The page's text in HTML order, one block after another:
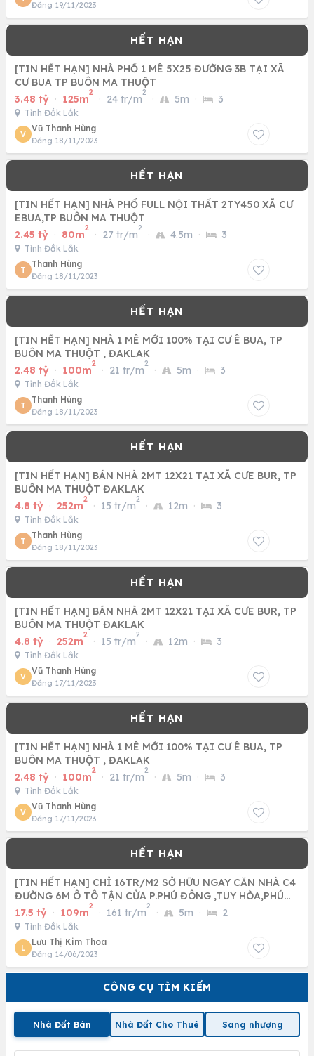
CÔNG CỤ TÌM KIẾM
Nhà Đất Bán Nhà Đất Cho Thuê Sang nhượng
Đăng 19/11/2023
[TIN HẾT HẠN] NHÀ PHỐ 1 MÊ 5X25 ĐƯỜNG 3B TẠI XÃ
CƯ BUA TP BUÔN MA THUỘT
3.48 tỷ · 125m
2
· 24 tr/m
2
· 5m · 3
Tỉnh Đắk Lắk
V
Vũ Thanh Hùng
Đăng 18/11/2023
[TIN HẾT HẠN] NHÀ PHỐ FULL NỘI THẤT 2TY450 XÃ CƯ
EBUA,TP BUÔN MA THUỘT
2.45 tỷ · 80m
2
· 27 tr/m
2
· 4.5m · 3
Tỉnh Đắk Lắk
T
Thanh Hùng
Đăng 18/11/2023
[TIN HẾT HẠN] NHÀ 1 MÊ MỚI 100% TẠI CƯ Ê BUA, TP
BUÔN MA THUỘT , ĐAKLAK
2.48 tỷ · 100m
2
· 21 tr/m
2
· 5m · 3
Tỉnh Đắk Lắk
T
Thanh Hùng
Đăng 18/11/2023
[TIN HẾT HẠN] BÁN NHÀ 2MT 12X21 TẠI XÃ CƯE BUR, TP
BUÔN MA THUỘT ĐAKLAK
4.8 tỷ · 252m
2
· 15 tr/m
2
· 12m · 3
Tỉnh Đắk Lắk
T
Thanh Hùng
Đăng 18/11/2023
[TIN HẾT HẠN] BÁN NHÀ 2MT 12X21 TẠI XÃ CƯE BUR, TP
BUÔN MA THUỘT ĐAKLAK
4.8 tỷ · 252m
2
· 15 tr/m
2
· 12m · 3
Tỉnh Đắk Lắk
V
Vũ Thanh Hùng
Đăng 17/11/2023
[TIN HẾT HẠN] NHÀ 1 MÊ MỚI 100% TẠI CƯ Ê BUA, TP
BUÔN MA THUỘT , ĐAKLAK
2.48 tỷ · 100m
2
· 21 tr/m
2
· 5m · 3
Tỉnh Đắk Lắk
V
Vũ Thanh Hùng
Đăng 17/11/2023
[TIN HẾT HẠN] CHỈ 16TR/M2 SỞ HỮU NGAY CĂN NHÀ C4
ĐƯỜNG 6M Ô TÔ TẬN CỬA P.PHÚ ĐÔNG ,TUY HÒA,PHÚ
YÊN
17.5 tỷ · 109m
2
· 161 tr/m
2
· 5m · 2
Tỉnh Đắk Lắk
L
Lưu Thị Kim Thoa
Đăng 14/06/2023